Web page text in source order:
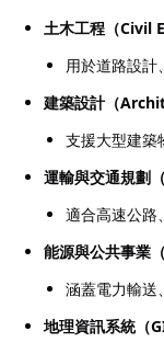
土木工程（Civil
用於道路設計
建築設計（
支援大型建築
運輸與交通規劃
適合高速公路
能源與公共事業
涵蓋電力輸送
地理資訊系統（